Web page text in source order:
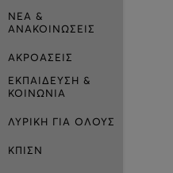
ΝΕΑ &
ΑΝΑΚΟΙΝΩΣΕΙΣ
ΑΚΡΟΑΣΕΙΣ
ΕΚΠΑΙΔΕΥΣΗ &
ΚΟΙΝΩΝΙΑ
ΛΥΡΙΚΗ ΓΙΑ ΟΛΟΥΣ
ΚΠΙΣΝ